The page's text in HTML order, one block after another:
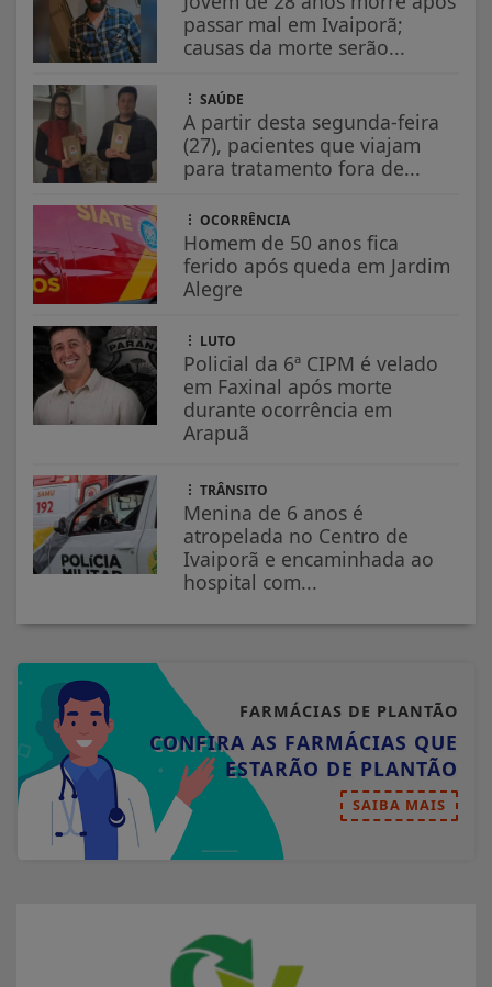
passar mal em Ivaiporã;
causas da morte serão...
SAÚDE
A partir desta segunda-feira
(27), pacientes que viajam
para tratamento fora de...
OCORRÊNCIA
Homem de 50 anos fica
ferido após queda em Jardim
Alegre
LUTO
Policial da 6ª CIPM é velado
em Faxinal após morte
durante ocorrência em
Arapuã
TRÂNSITO
Menina de 6 anos é
atropelada no Centro de
Ivaiporã e encaminhada ao
hospital com...
FARMÁCIAS DE PLANTÃO
CONFIRA AS FARMÁCIAS QUE
ESTARÃO DE PLANTÃO
SAIBA MAIS